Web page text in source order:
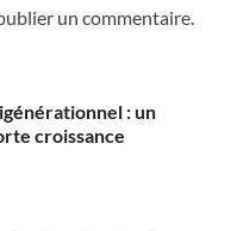
un commentaire.
: un
croissance